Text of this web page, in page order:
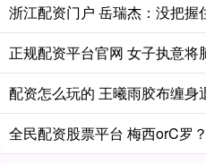
配资怎么玩的 王曦雨胶布缠身